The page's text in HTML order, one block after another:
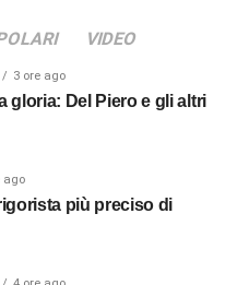
VIDEO
3 ore ago
gloria: Del Piero e gli altri
ago
più preciso di